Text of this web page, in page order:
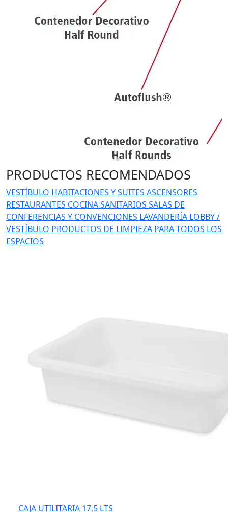
PRODUCTOS RECOMENDADOS
VESTÍBULO HABITACIONES Y SUITES ASCENSORES
RESTAURANTES COCINASANITARIOS SALAS DE
CONFERENCIAS Y CONVENCIONES LAVANDERÍA LOBBY /
VESTÍBULO PRODUCTOS DE LIMPIEZA PARA TODOS LOS
ESPACIOS
CAJA UTILITARIA 17,5 LTS